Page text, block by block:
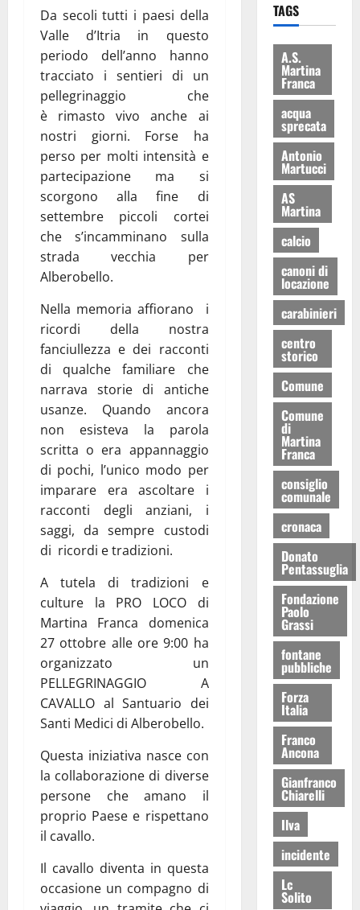
Da secoli tutti i paesi della
Valle d’Itria in questo
periodo dell’anno hanno
tracciato i sentieri di un
pellegrinaggio che
è rimasto vivo anche ai
nostri giorni. Forse ha
perso per molti intensità e
partecipazione ma si
scorgono alla fine di
settembre piccoli cortei
che s’incamminano sulla
strada vecchia per
Alberobello.
Nella memoria affiorano i
ricordi della nostra
fanciullezza e dei racconti
di qualche familiare che
narrava storie di antiche
usanze. Quando ancora
non esisteva la parola
scritta o era appannaggio
di pochi, l’unico modo per
imparare era ascoltare i
racconti degli anziani, i
saggi, da sempre custodi
di ricordi e tradizioni.
A tutela di tradizioni e
culture la PRO LOCO di
Martina Franca domenica
27 ottobre alle ore 9:00 ha
organizzato un
PELLEGRINAGGIO A
CAVALLO al Santuario dei
Santi Medici di Alberobello.
Questa iniziativa nasce con
la collaborazione di diverse
persone che amano il
proprio Paese e rispettano
il cavallo.
Il cavallo diventa in questa
occasione un compagno di
TAGS
A.S.
Martina
Franca
acqua
sprecata
Antonio
Martucci
AS
Martina
calcio
canoni di
locazione
carabinieri
centro
storico
Comune
Comune
di
Martina
Franca
consiglio
comunale
cronaca
Donato
Pentassuglia
Fondazione
Paolo
Grassi
fontane
pubbliche
Forza
Italia
Franco
Ancona
Gianfranco
Chiarelli
Ilva
incidente
Lc
Solito